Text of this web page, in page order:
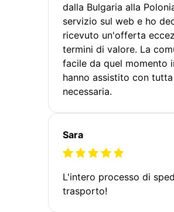
dalla Bulgaria alla
servizio sul web e ho
ricevuto un'offerta
termini di valore. La
facile da quel momento
hanno assistito con
necessaria.
Sara
L'intero processo di
trasporto!